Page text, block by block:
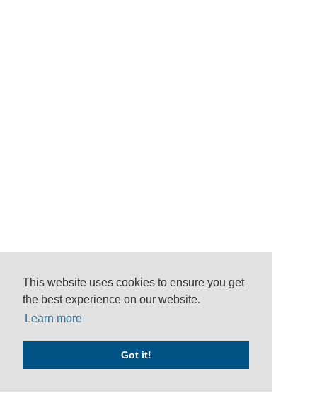
This website uses cookies to ensure you get
the best experience on our website.
Learn more
Got it!